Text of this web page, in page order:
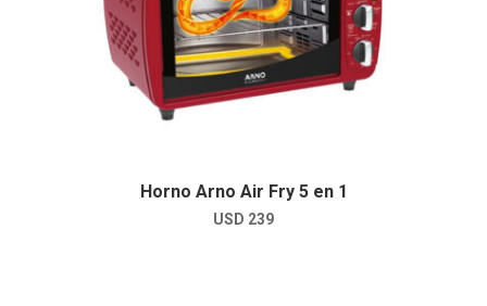
Horno Arno Air Fry 5 en 1
USD 239